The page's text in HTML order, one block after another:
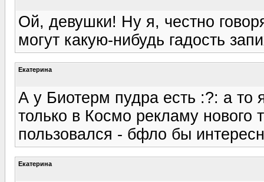
Ой, девушки! Ну я, честно
могут какую-нибудь гадость
Екатерина
А у Биотерм пудра есть :?: а то
только в Космо рекламу нового
пользовался - бфло бы
Екатерина